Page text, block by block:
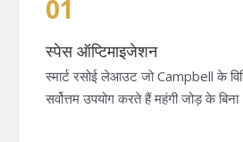
01
स्पेस ऑप्टिमाइजेशन
स्मार्ट रसोई लेआउट जो Campbell के
सर्वोत्तम उपयोग करते हैं महंगी जोड़ के